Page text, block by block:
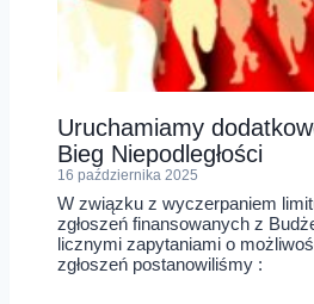
Uruchamiamy
Bieg Niepodległości
16 października 2025
W związku z wyczerpaniem
zgłoszeń finansowanych z
licznymi zapytaniami o
zgłoszeń postanowiliśmy :